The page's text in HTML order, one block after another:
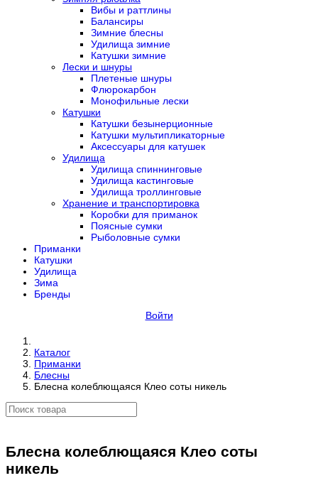
Вибы и раттлины
Балансиры
Зимние блесны
Удилища зимние
Катушки зимние
Лески и шнуры
Плетеные шнуры
Флюрокарбон
Монофильные лески
Катушки
Катушки безынерционные
Катушки мультипликаторные
Аксессуары для катушек
Удилища
Удилища спиннинговые
Удилища кастинговые
Удилища троллинговые
Хранение и транспортировка
Коробки для приманок
Поясные сумки
Рыболовные сумки
Приманки
Катушки
Удилища
Зима
Бренды
Войти
Каталог
Приманки
Блесны
Блесна колеблющаяся Клео соты никель
Блесна колеблющаяся Клео соты
никель